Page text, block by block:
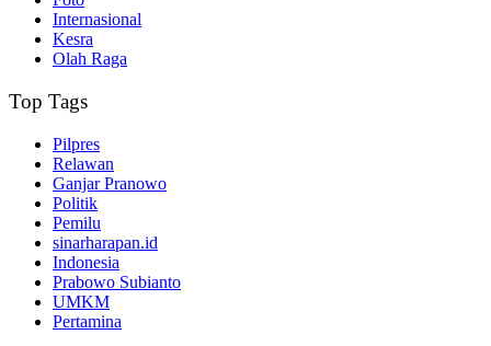
Internasional
Kesra
Olah Raga
Top Tags
Pilpres
Relawan
Ganjar Pranowo
Politik
Pemilu
sinarharapan.id
Indonesia
Prabowo Subianto
UMKM
Pertamina